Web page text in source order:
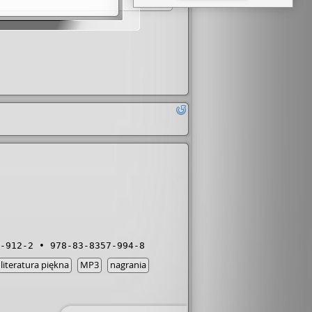
się nawet do niego odezwać ani
dobry. Każdy uważają go za starego
go Trupielcem. Dopiero jego
się ja jednym tchem i nie można
912-2 978-83-8357-994-8
literatura piękna MP3
nagrania